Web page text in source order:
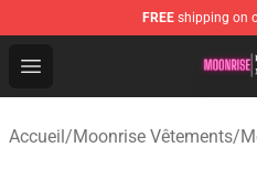
FREE shipping on
Open menu
Moonrise Store - Official
Accueil/Moonrise Vêtements/